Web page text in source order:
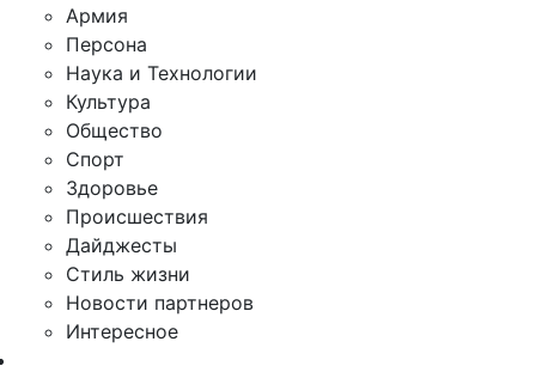
Армия
Персона
Наука и Технологии
Культура
Общество
Спорт
Здоровье
Происшествия
Дайджесты
Стиль жизни
Новости партнеров
Интересное